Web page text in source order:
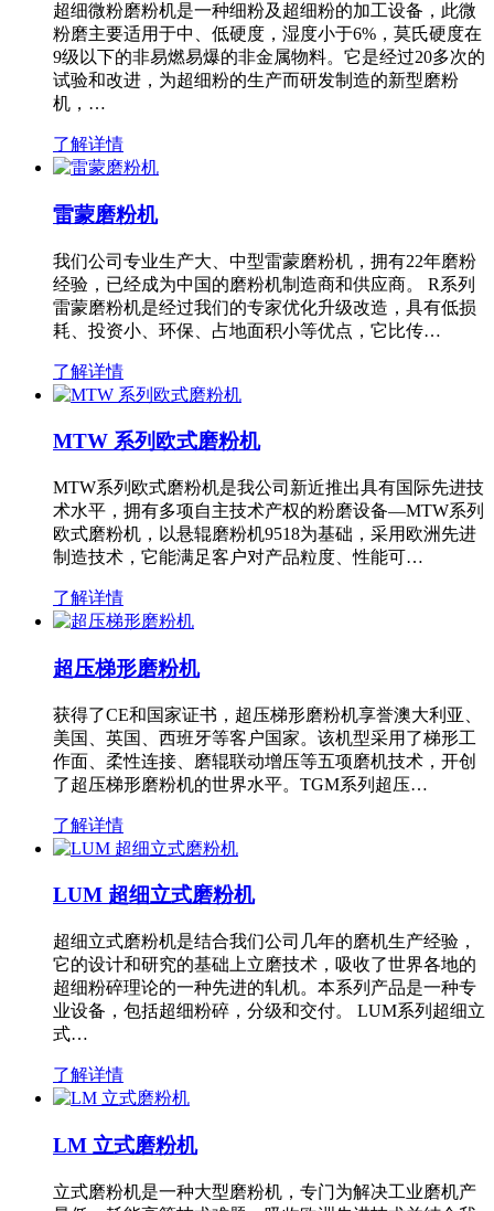
超细微粉磨粉机是一种细粉及超细粉的加工设备，此微
粉磨主要适用于中、低硬度，湿度小于6%，莫氏硬度在
9级以下的非易燃易爆的非金属物料。它是经过20多次的
试验和改进，为超细粉的生产而研发制造的新型磨粉
机，…
了解详情
雷蒙磨粉机
我们公司专业生产大、中型雷蒙磨粉机，拥有22年磨粉
经验，已经成为中国的磨粉机制造商和供应商。 R系列
雷蒙磨粉机是经过我们的专家优化升级改造，具有低损
耗、投资小、环保、占地面积小等优点，它比传…
了解详情
MTW 系列欧式磨粉机
MTW系列欧式磨粉机是我公司新近推出具有国际先进技
术水平，拥有多项自主技术产权的粉磨设备—MTW系列
欧式磨粉机，以悬辊磨粉机9518为基础，采用欧洲先进
制造技术，它能满足客户对产品粒度、性能可…
了解详情
超压梯形磨粉机
获得了CE和国家证书，超压梯形磨粉机享誉澳大利亚、
美国、英国、西班牙等客户国家。该机型采用了梯形工
作面、柔性连接、磨辊联动增压等五项磨机技术，开创
了超压梯形磨粉机的世界水平。TGM系列超压…
了解详情
LUM 超细立式磨粉机
超细立式磨粉机是结合我们公司几年的磨机生产经验，
它的设计和研究的基础上立磨技术，吸收了世界各地的
超细粉碎理论的一种先进的轧机。本系列产品是一种专
业设备，包括超细粉碎，分级和交付。 LUM系列超细立
式…
了解详情
LM 立式磨粉机
立式磨粉机是一种大型磨粉机，专门为解决工业磨机产